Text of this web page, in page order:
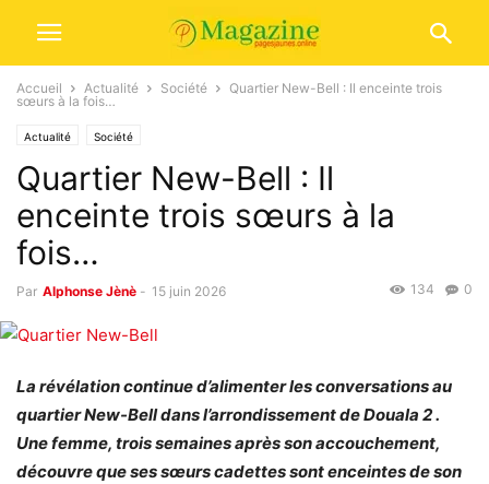
Accueil Actualité Société
Quartier New-Bell : Il enceinte trois
sœurs à la fois…
Actualité Société
Quartier New-Bell : Il
enceinte trois sœurs à la
fois…
Par Alphonse Jènè - 15 juin 2026 0
134
La révélation continue d’alimenter les conversations au
quartier New-Bell dans l’arrondissement de Douala 2 .
Une femme, trois semaines après son accouchement,
découvre que ses sœurs cadettes sont enceintes de son